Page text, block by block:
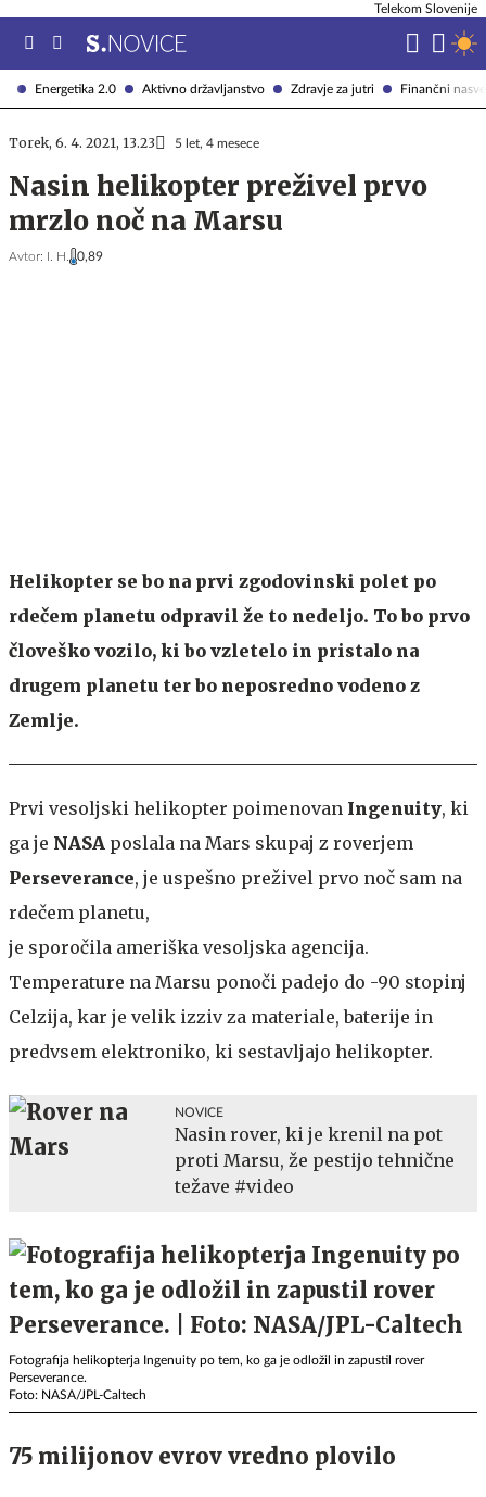
Energetika 2.0 Aktivno državljanstvo Zdravje za jutri Finančni
Telekom Slovenije
Torek, 6. 4. 2021, 13.23 5 let, 4 mesece
Nasin helikopter preživel prvo
mrzlo noč na Marsu
Avtor: I. H. 0,89
Helikopter se bo na prvi zgodovinski polet po
rdečem planetu odpravil že to nedeljo. To bo prvo
človeško vozilo, ki bo vzletelo in pristalo na
drugem planetu ter bo neposredno vodeno z
Zemlje.
Prvi vesoljski helikopter poimenovan Ingenuity, ki
ga je NASA poslala na Mars skupaj z roverjem
Perseverance, je uspešno preživel prvo noč sam na
rdečem planetu,
je sporočila ameriška vesoljska agencija.
Temperature na Marsu ponoči padejo do -90 stopinj
Celzija, kar je velik izziv za materiale, baterije in
predvsem elektroniko, ki sestavljajo helikopter.
NOVICE
Nasin rover, ki je krenil na pot
proti Marsu, že pestijo tehnične
težave #video
Fotografija helikopterja Ingenuity po tem, ko ga je odložil in zapustil rover
Perseverance.
Foto: NASA/JPL-Caltech
75 milijonov evrov vredno plovilo